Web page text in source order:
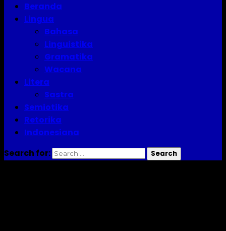
Beranda
Lingua
Bahasa
Linguistika
Gramatika
Wacana
Litera
Sastra
Semiotika
Retorika
Indonesiana
Search for: